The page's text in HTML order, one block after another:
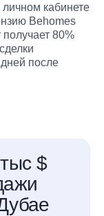
кабинете
Behomes
получает 80%
после
$